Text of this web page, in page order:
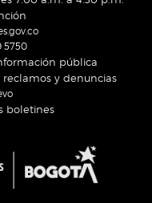
5750
pública
y denuncias
boletines